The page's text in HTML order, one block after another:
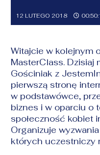
12 LUTEGO 2018
Witajcie w kolejnym
MasterClass. Dzisiaj
Gościniak z
pierwszą stronę
w podstawówce,
biznes i w oparciu o
społeczność kobiet
Organizuje
których uczestniczy